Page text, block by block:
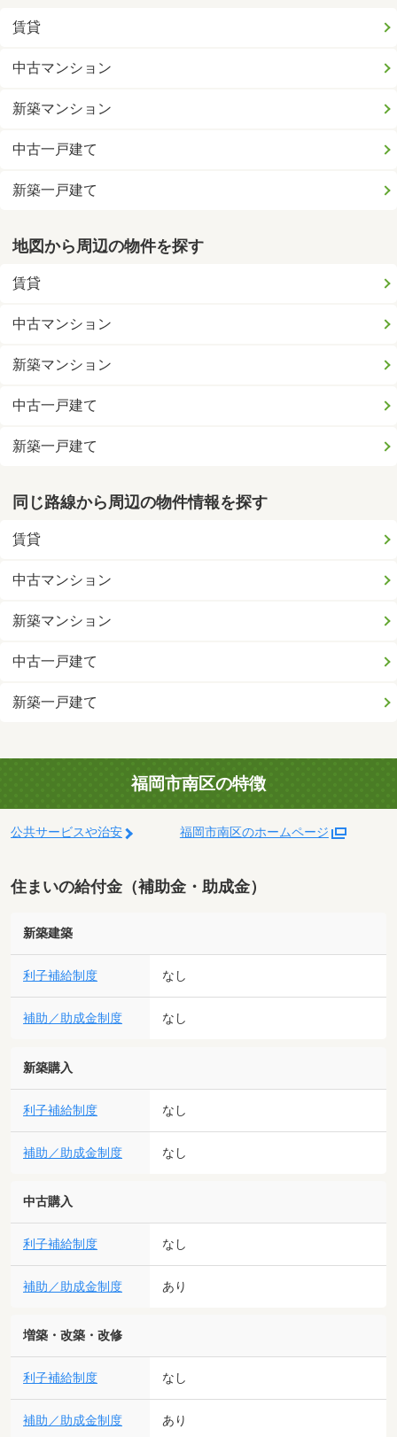
賃貸
中古マンション
新築マンション
中古一戸建て
新築一戸建て
地図から周辺の物件を探す
賃貸
中古マンション
新築マンション
中古一戸建て
新築一戸建て
同じ路線から周辺の物件情報を探す
賃貸
中古マンション
新築マンション
中古一戸建て
新築一戸建て
福岡市南区の特徴
公共サービスや治安 福岡市南区のホームページ
住まいの給付金（補助金・助成金）
新築建築
利子補給制度 なし
補助／助成金制度 なし
新築購入
利子補給制度 なし
補助／助成金制度 なし
中古購入
利子補給制度 なし
補助／助成金制度 あり
増築・改築・改修
利子補給制度 なし
補助／助成金制度 あり